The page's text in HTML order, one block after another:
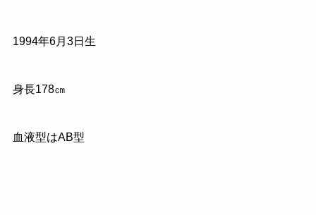
1994年6月3日生
身長178㎝
血液型はAB型